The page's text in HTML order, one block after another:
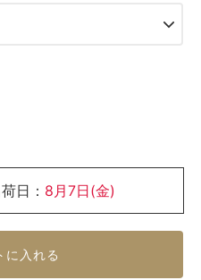
日： 8月7日(金)
に入れる